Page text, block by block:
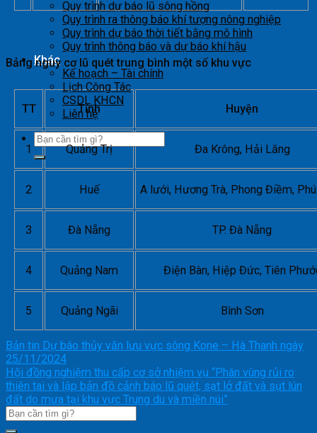
Quy trình dự báo lũ sông hồng
Quy trình ra thông báo khí tượng nông nghiệp
Quy trình dự báo thời tiết bằng mô hình
Quy trình thông báo và dự báo khí hậu
Khác
Kế hoạch – Tài chính
Lịch Công Tác
CSDL KHCN
Liên hệ
Bảng nguy cơ lũ quét trung bình một số khu vực
TT Tỉnh Huyện
1 Quảng Trị Đa Krông, Hải Lăng
2 Huế A lưới, Hương Trà, Phong Điềm,
3 Đà Nẵng TP. Đà Nẵng
4 Quảng Nam Điện Bàn, Hiệp Đức, Tiên
5 Quảng Ngãi Bình Sơn
Bản tin Dự báo thủy văn lưu vực sông Kone – Hà Thanh ngày
25/11/2024
Hội đồng nghiệm thu cấp cơ sở nhiệm vụ “Phân vùng rủi ro
thiên tai và lập bản đồ cảnh báo lũ quét, sạt lở đất và sụt lún
đất do mưa tại khu vực Trung du và miền núi”